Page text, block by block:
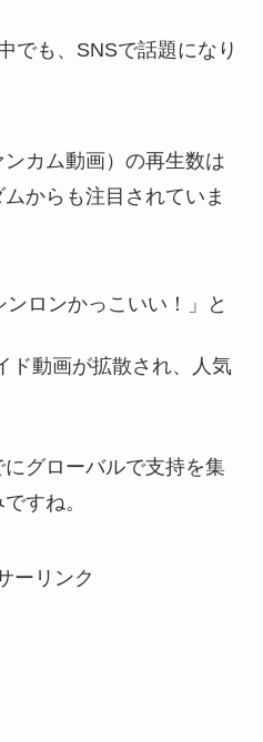
でも、SNSで話題になり
カム動画）の再生数は
からも注目されていま
ロンかっこいい！」と
ド動画が拡散され、人気
グローバルで支持を集
すね。
ーリンク